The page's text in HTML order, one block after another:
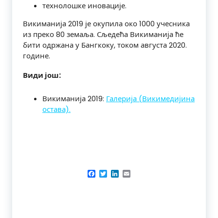
технолошке иновације.
Викиманија 2019 је окупила око 1000 учесника
из преко 80 земаља. Сљедећа Викиманија ће
бити одржана у Бангкоку, током августа 2020.
године.
Види још:
Викиманија 2019: Галерија (Викимедијина
остава).
Facebook
TwitterLinkedIn